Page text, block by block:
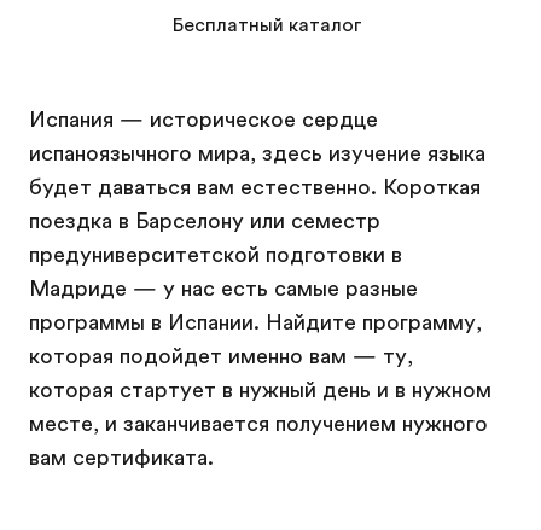
Испания — историческое сердце
испаноязычного мира, здесь изучение языка
будет даваться вам естественно. Короткая
поездка в Барселону или семестр
предуниверситетской подготовки в
Мадриде — у нас есть самые разные
программы в Испании. Найдите программу,
которая подойдет именно вам — ту,
которая стартует в нужный день и в нужном
месте, и заканчивается получением нужного
вам сертификата.
Бесплатный каталог